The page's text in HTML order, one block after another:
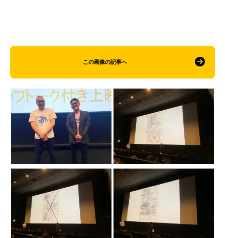
この画像の記事へ